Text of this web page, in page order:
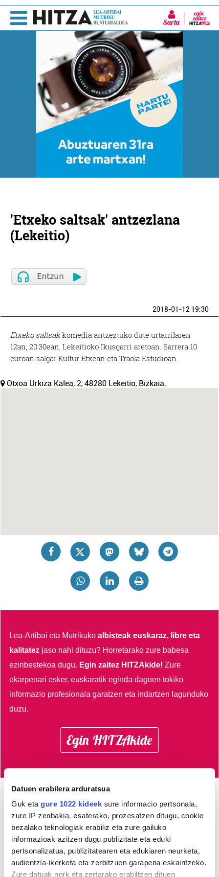
Datuen erabilera arduratsua
Guk eta gure 1022 kideek sure informacio pertsonala,
zure IP zenbakia, esaterako, prozesatzen ditugu, cookie
bezalako teknologiak erabiliz eta zure gailuko
informazioak azitzen dugu publizitate eta eduki
pertsonalizatua, publizitatearen eta edukiaren neurketa,
audientzia-ikerketa eta zerbitzuen garapena eskaintzeko.
Zure datuak nork eta zertarako erabiltzen dituen
Sartu
'Etxeko saltsak' antzezlana
(Lekeitio)
2018-01-12 19:30
Etxeko saltsakkomedia antzeztuko dute urtarrilaren
12an, 20:30ean, Lekeitioko Ikusgarri aretoan. Sarrera 10
euroan salgai Kultur Etxean eta Traola Estudioan.
Otxoa Urkiza Kalea, 2, 48280 Lekeitio, Bizkaia.
Lea-Artibai eta Mutrikukoalbisteak euskaraz, libre eta
kalitatez jaso nahi dituzu? Horretarako zure babesa
ezinbestekoa dugu. Egin zaitez HITZAkide!Zure
ekarpenari esker, euskaratik eginda dagoen tokiko
informazio profesionala garatzen eta indartzen lagunduko
duzu.
Egin HITZAkide
Azken 3 egunetako irakurrienak
1
Gazteek abentura jolasez
gozatu ahalko dute
Aulestin